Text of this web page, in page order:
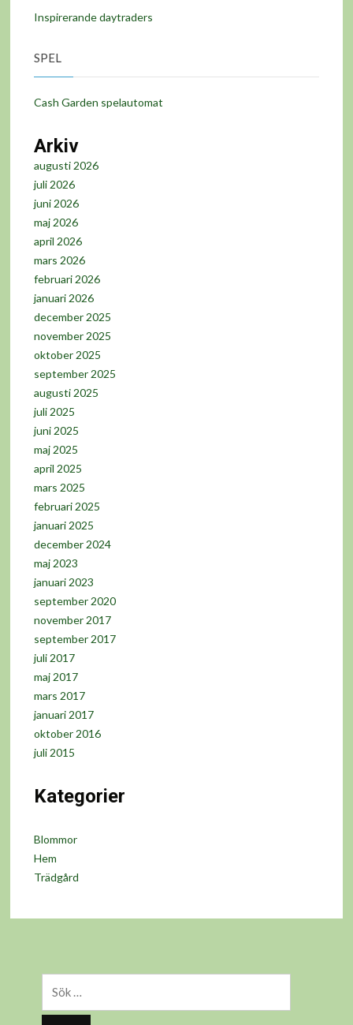
Inspirerande daytraders
SPEL
Cash Garden spelautomat
Arkiv
augusti 2026
juli 2026
juni 2026
maj 2026
april 2026
mars 2026
februari 2026
januari 2026
december 2025
november 2025
oktober 2025
september 2025
augusti 2025
juli 2025
juni 2025
maj 2025
april 2025
mars 2025
februari 2025
januari 2025
december 2024
maj 2023
januari 2023
september 2020
november 2017
september 2017
juli 2017
maj 2017
mars 2017
januari 2017
oktober 2016
juli 2015
Kategorier
Blommor
Hem
Trädgård